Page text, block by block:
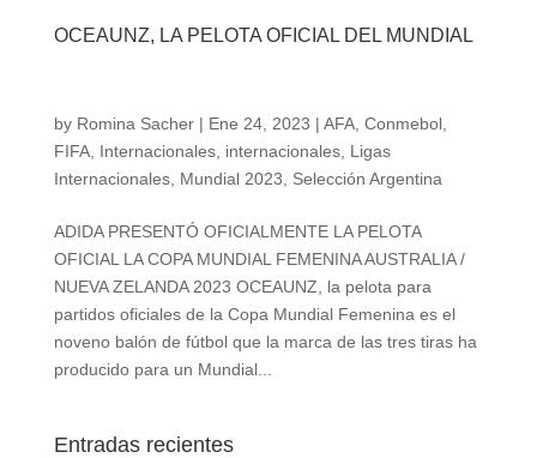
OCEAUNZ, LA PELOTA OFICIAL DEL MUNDIAL
by Romina Sacher| Ene 24, 2023 | AFA, Conmebol,
FIFA, Internacionales, internacionales, Ligas
Internacionales, Mundial 2023 Selección Argentina
ADIDA PRESENTÓ OFICIALMENTE LA PELOTA
OFICIAL LA COPA MUNDIAL FEMENINA AUSTRALIA /
NUEVA ZELANDA 2023 OCEAUNZ, la pelota para
partidos oficiales de la Copa Mundial Femenina es el
noveno balón de fútbol que la marca de las tres tiras ha
producido para un Mundial...
Entradas recientes